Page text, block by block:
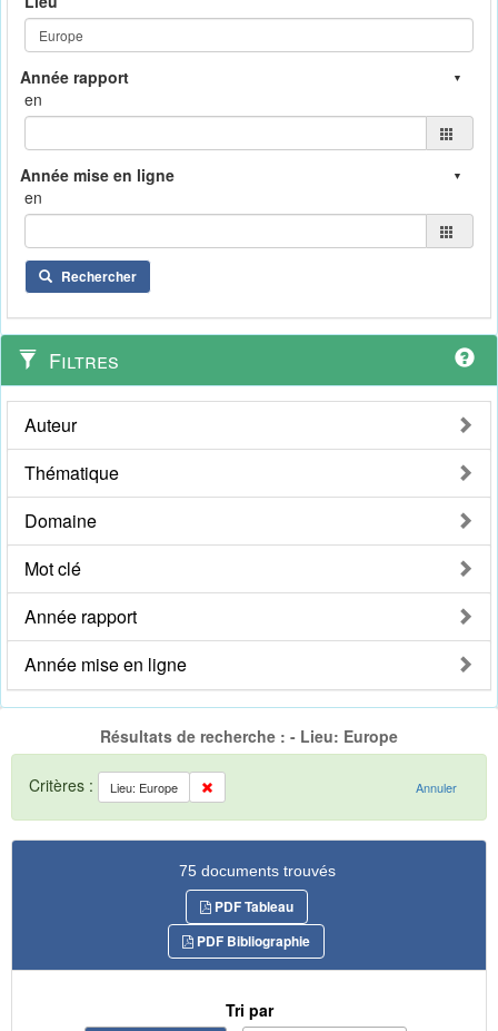
en
en
Rechercher
Filtres
Auteur
Thématique
Domaine
Mot clé
Année rapport
Année mise en ligne
Résultats de recherche : - Lieu: Europe
Critères : Lieu: Europe Annuler
75 documents trouvés
PDF Tableau
PDF Bibliographie
Tri par